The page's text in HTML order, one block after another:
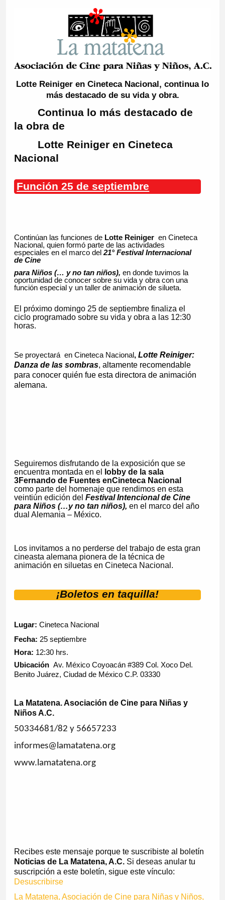
Lotte Reiniger en Cineteca Nacional, continua lo
más destacado de su vida y obra.
Continua lo más destacado de
la obra de
Lotte Reiniger en Cineteca
Nacional
Función 25 de septiembre
Continúan las funciones de Lotte Reiniger en Cineteca
Nacional, quien formó parte de las actividades
especiales en el marco del 21° Festival Internacional
de Cine
para Niños (… y no tan niños), en donde tuvimos la
oportunidad de conocer sobre su vida y obra con una
función especial y un taller de animación de silueta.
El próximo domingo 25 de septiembre finaliza el
ciclo programado sobre su vida y obra a las 12:30
horas.
Se proyectará en Cineteca Nacional , Lotte Reiniger:
Danza de las sombras, altamente recomendable
para conocer quién fue esta directora de animación
alemana.
Seguiremos disfrutando de la exposición que se
encuentra montada en el
lobby de la sala
3Fernando de Fuentes enCineteca Nacional
como parte del homenaje que rendimos en esta
veintiún edición del Festival Intencional de Cine
para Niños (…y no tan niños), en el marco del año
dual Alemania – México.
Los invitamos a no perderse del trabajo de esta gran
cineasta alemana pionera de la técnica de
animación en siluetas en Cineteca Nacional.
¡Boletos en taquilla!
Lugar: Cineteca Nacional
Fecha: 25 septiembre
Hora: 12:30 hrs.
Ubicación Av. México Coyoacán #389 Col. Xoco Del.
Benito Juárez, Ciudad de México C.P. 03330
La Matatena. Asociación de Cine para Niñas y
Niños A.C.
50334681/82 y 56657233
informes@lamatatena.org
www.lamatatena.org
Recibes este mensaje porque te suscribiste al boletín
Noticias de La Matatena, A.C.Si deseas anular tu
suscripción a este boletín, sigue este vínculo:
Desuscribirse
La Matatena, Asociación de Cine para Niñas y Niños,